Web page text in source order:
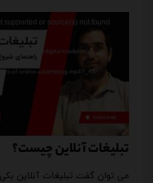
نمایشگرsupported or source(s) not found
of-online-advertising.mp4?_=1
تبلیغات آنلاین چیست؟
می توان گفت تبلیغات آنلاین